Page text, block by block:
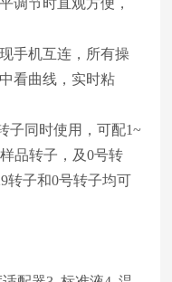
手机互连，所有操
看曲线，实时粘
子同时使用，可配1~
品转子，及0号转
转子和0号转子均可